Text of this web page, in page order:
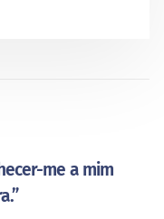
me a mim